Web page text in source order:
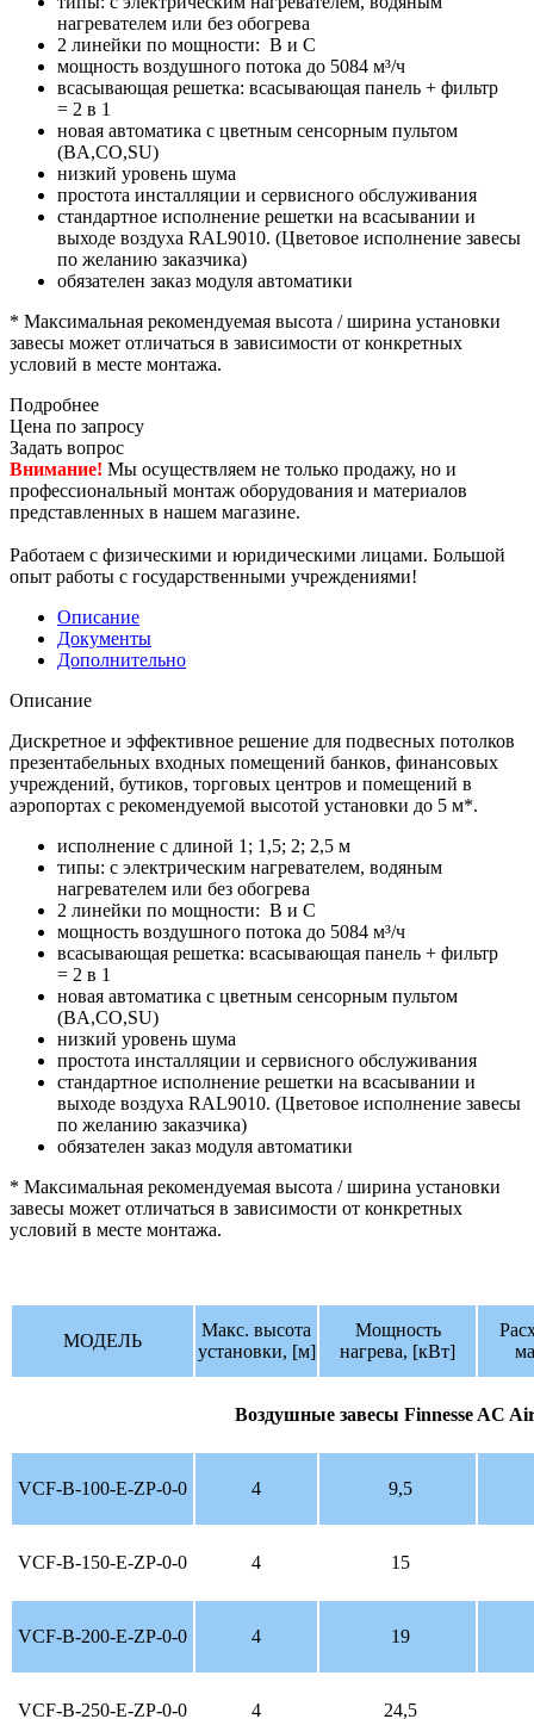
нагревателем или без обогрева
2 линейки по мощности: B и C
мощность воздушного потока до 5084 м³/ч
всасывающая решетка: всасывающая панель + фильтр
= 2 в 1
новая автоматика с цветным сенсорным пультом
(BA,CO,SU)
низкий уровень шума
простота инсталляции и сервисного обслуживания
стандартное исполнение решетки на всасывании и
выходе воздуха RAL9010. (Цветовое исполнение завесы
по желанию заказчика)
обязателен заказ модуля автоматики
* Максимальная рекомендуемая высота / ширина установки
завесы может отличаться в зависимости от конкретных
условий в месте монтажа.
Подробнее
Цена по запросу
Задать вопрос
Внимание! Мы осуществляем не только продажу, но и
профессиональный монтаж оборудования и материалов
представленных в нашем магазине.
Работаем с физическими и юридическими лицами. Большой
опыт работы с государственными учреждениями!
Описание
Документы
Дополнительно
Описание
Дискретное и эффективное решение для подвесных потолков
презентабельных входных помещений банков, финансовых
учреждений, бутиков, торговых центров и помещений в
аэропортах с рекомендуемой высотой установки до 5 м*.
исполнение с длиной 1; 1,5; 2; 2,5 м
типы: с электрическим нагревателем, водяным
нагревателем или без обогрева
2 линейки по мощности: B и C
мощность воздушного потока до 5084 м³/ч
всасывающая решетка: всасывающая панель + фильтр
= 2 в 1
новая автоматика с цветным сенсорным пультом
(BA,CO,SU)
низкий уровень шума
простота инсталляции и сервисного обслуживания
стандартное исполнение решетки на всасывании и
выходе воздуха RAL9010. (Цветовое исполнение завесы
по желанию заказчика)
обязателен заказ модуля автоматики
* Максимальная рекомендуемая высота / ширина установки
завесы может отличаться в зависимости от конкретных
условий в месте монтажа.
МОДЕЛЬ
Макс. высота
установки, [м]
Мощность
нагрева, [кВт]
Воздушные завесы Finnesse AC
VCF-B-100-E-ZP-0-0 4 9,5
VCF-B-150-E-ZP-0-0 4 15
VCF-B-200-E-ZP-0-0 4 19
VCF-B-250-E-ZP-0-0 4 24,5